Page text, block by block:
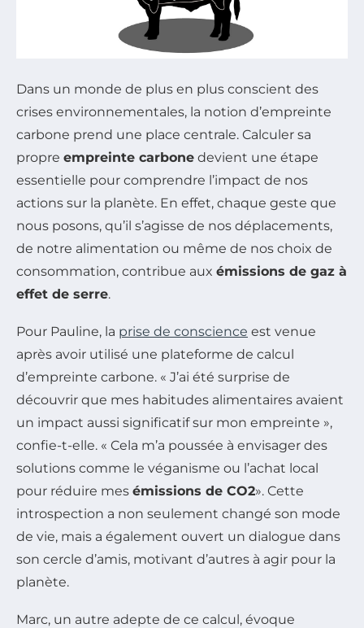
Dans un monde de plus en plus conscient des
crises environnementales, la notion d’empreinte
carbone prend une place centrale. Calculer sa
propre empreinte carbone devient une étape
essentielle pour comprendre l’impact de nos
actions sur la planète. En effet, chaque geste que
nous posons, qu’il s’agisse de nos déplacements,
de notre alimentation ou même de nos choix de
consommation, contribue aux émissions de gaz à
effet de serre.
Pour Pauline, la prise de conscience est venue
après avoir utilisé une plateforme de calcul
d’empreinte carbone. « J’ai été surprise de
découvrir que mes habitudes alimentaires avaient
un impact aussi significatif sur mon empreinte »,
confie-t-elle. « Cela m’a poussée à envisager des
solutions comme le véganisme ou l’achat local
pour réduire mes émissions de CO2». Cette
introspection a non seulement changé son mode
de vie, mais a également ouvert un dialogue dans
son cercle d’amis, motivant d’autres à agir pour la
planète.
Marc, un autre adepte de ce calcul, évoque